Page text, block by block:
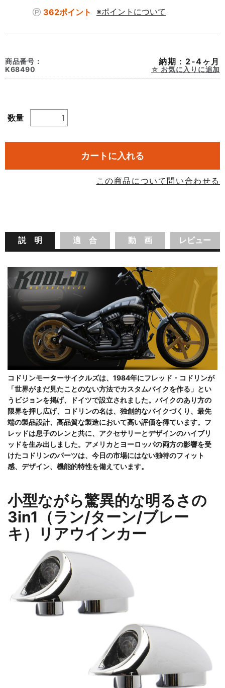
362ポイント
※ポイントについて
商品番号：
K68490
納期：2-4ヶ月
お気に入りに追加
数量
カートに入れる
この商品について問い合わせる
説 明 適 合 動 画 レビュー
コドリンモーターサイクルズは、1984年にフレッド・コドリンが
「世界がまだ見たことのない方法でカスタムバイクを作る」とい
うビジョンを掲げ、ドイツで設立されました。バイクのあり方の
限界を押し広げ、コドリンの名は、独創的なバイクづくり、最先
端の製品設計、高品質な製造において高い評価を得ています。フ
レッドは息子のレンと共に、アクセサリーとデザインのハイブリ
ッドを生み出しました。アメリカとヨーロッパの両方の影響を受
けたコドリンのパーツは、今日の市場にはない独特のフィット
感、デザイン、機能的特性を備えています。
小型ながら驚異的な明るさの
3in1（ラン/ターン/ブレー
キ）リアウインカー